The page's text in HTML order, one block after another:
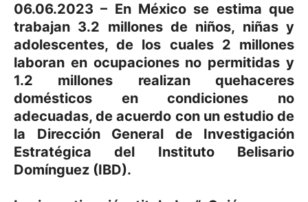
06.06.2023 – En México se estima que
trabajan 3.2 millones de niños, niñas y
adolescentes, de los cuales 2 millones
laboran en ocupaciones no permitidas y
1.2 millones realizan quehaceres
domésticos en condiciones no
adecuadas, de acuerdo con un estudio de
la Dirección General de Investigación
Estratégica del Instituto Belisario
Domínguez (IBD).